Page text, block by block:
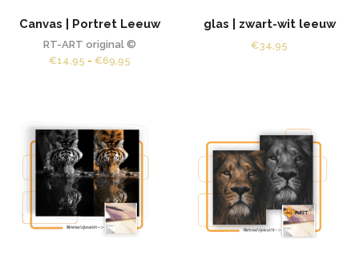
Canvas | Portret Leeuw
RT-ART original ©
€14,95 - €69,95
glas | zwart-wit leeuw
€34,95